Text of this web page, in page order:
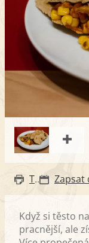
Tisk
Když si těsto
pracnější, ale